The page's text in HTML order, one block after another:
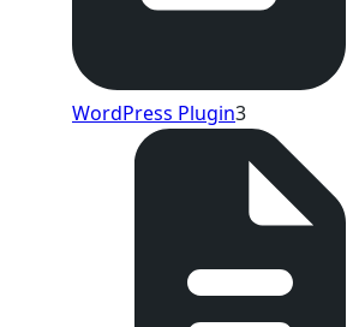
WordPress Plugin3